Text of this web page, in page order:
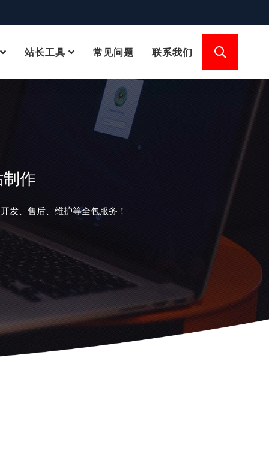
站长工具 常见问题 联系我们
作
发、售后、维护等全包服务！